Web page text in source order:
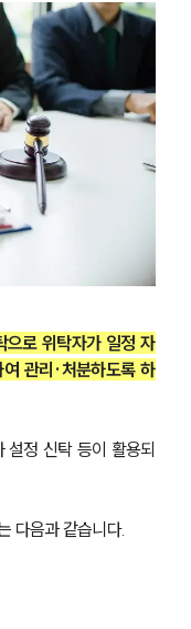
으로 위탁자가 일정 자
관리·처분하도록 하
정 신탁 등이 활용되
다음과 같습니다.